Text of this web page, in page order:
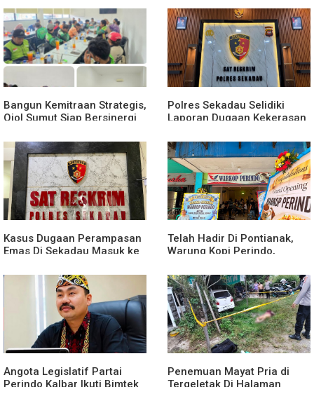
Komitmen terhadap Sistem
Merit
Bangun Kemitraan Strategis,
Ojol Sumut Siap Bersinergi
yang Tertib dan Kondusif
Polres Sekadau Selidiki
Laporan Dugaan Kekerasan
Dibawah Umur
Kasus Dugaan Perampasan
Emas Di Sekadau Masuk ke
Telah Hadir Di Pontianak,
Warung Kopi Perindo,
dan Mendukung UMKM
Angota Legislatif Partai
Perindo Kalbar Ikuti Bimtek
Penemuan Mayat Pria di
Tergeletak Di Halaman